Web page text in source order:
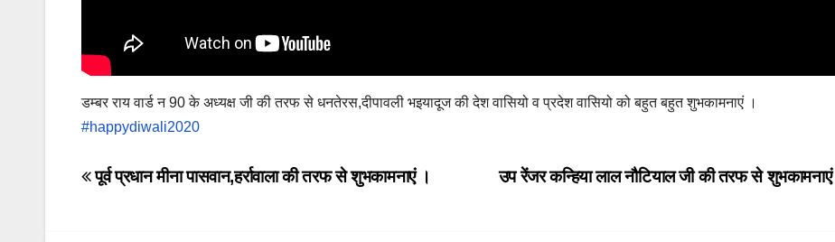
डम्बर राय वार्ड न 90 के अध्यक्ष जी की तरफ से धनतेरस,दीपावली भइयादूज की देश वासियो व प्रदेश वासियो को बहुत बहुत शुभकामनाएं ।
#happydiwali2020
Post
उप रेंजर कन्हिया लाल नौटियाल जी की तरफ से शुभकामनाएं
पूर्व प्रधान मीना पासवान,हर्रावाला की तरफ से शुभकामनाएं ।